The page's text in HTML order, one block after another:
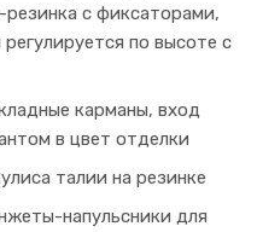
с фиксаторами,
по высоте с
карманы, вход
в цвет отделки
талии на резинке
напульсники для